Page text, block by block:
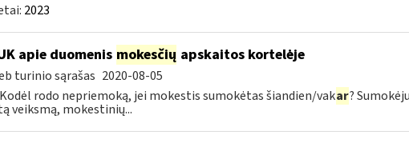
2023
apie duomenis mokesčių apskaitos kortelėje
turinio sąrašas 2020-08-05
rodo nepriemoką, jei mokestis sumokėtas šiandien/vakar?
veiksmą, mokestinių...